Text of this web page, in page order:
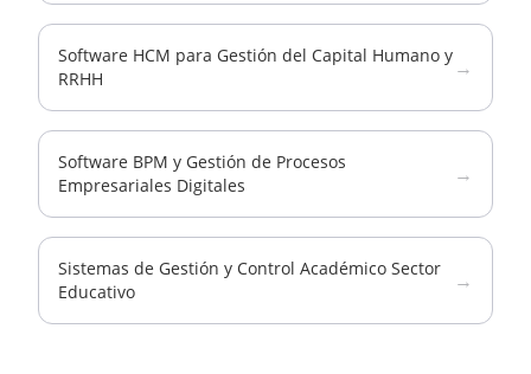
Software HCM para Gestión del Capital Humano y
RRHH
→
Software BPM y Gestión de Procesos
Empresariales Digitales
→
Sistemas de Gestión y Control Académico Sector
Educativo
→